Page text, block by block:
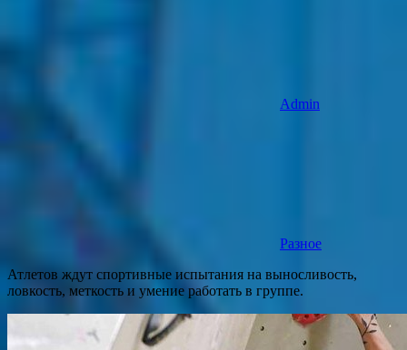
Admin
Разное
Атлетов ждут спортивные испытания на выносливость,
ловкость, меткость и умение работать в группе.